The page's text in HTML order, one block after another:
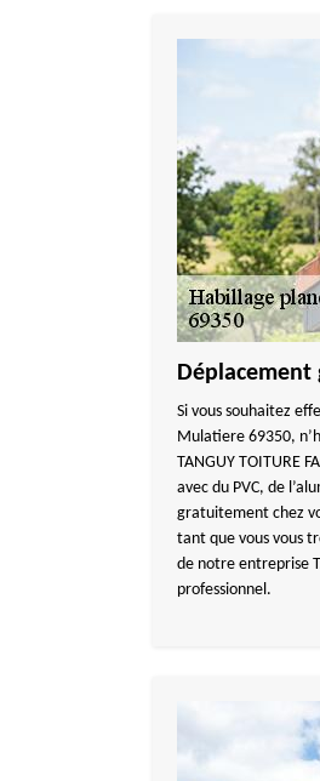
Déplacement
Si vous souhaitez
Mulatiere 69350,
TANGUY TOITURE
avec du PVC, de
gratuitement chez
tant que vous vous
de notre entreprise
professionnel.